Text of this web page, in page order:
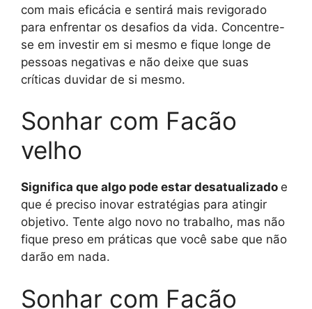
com mais eficácia e sentirá mais revigorado
para enfrentar os desafios da vida. Concentre-
se em investir em si mesmo e fique longe de
pessoas negativas e não deixe que suas
críticas duvidar de si mesmo.
Sonhar com Facão
velho
Significa que algo pode estar desatualizado e
que é preciso inovar estratégias para atingir
objetivo. Tente algo novo no trabalho, mas não
fique preso em práticas que você sabe que não
darão em nada.
Sonhar com Facão